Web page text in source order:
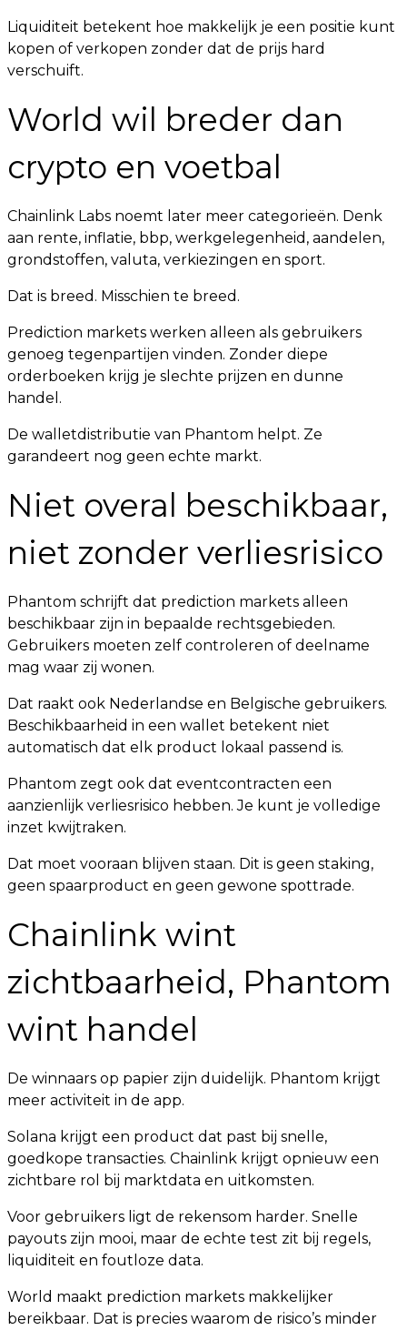
Liquiditeit betekent hoe makkelijk je een positie kunt
kopen of verkopen zonder dat de prijs hard
verschuift.
World wil breder dan
crypto en voetbal
Chainlink Labs noemt later meer categorieën. Denk
aan rente, inflatie, bbp, werkgelegenheid, aandelen,
grondstoffen, valuta, verkiezingen en sport.
Dat is breed. Misschien te breed.
Prediction markets werken alleen als gebruikers
genoeg tegenpartijen vinden. Zonder diepe
orderboeken krijg je slechte prijzen en dunne
handel.
De walletdistributie van Phantom helpt. Ze
garandeert nog geen echte markt.
Niet overal beschikbaar,
niet zonder verliesrisico
Phantom schrijft dat prediction markets alleen
beschikbaar zijn in bepaalde rechtsgebieden.
Gebruikers moeten zelf controleren of deelname
mag waar zij wonen.
Dat raakt ook Nederlandse en Belgische gebruikers.
Beschikbaarheid in een wallet betekent niet
automatisch dat elk product lokaal passend is.
Phantom zegt ook dat eventcontracten een
aanzienlijk verliesrisico hebben. Je kunt je volledige
inzet kwijtraken.
Dat moet vooraan blijven staan. Dit is geen staking,
geen spaarproduct en geen gewone spottrade.
Chainlink wint
zichtbaarheid, Phantom
wint handel
De winnaars op papier zijn duidelijk. Phantom krijgt
meer activiteit in de app.
Solana krijgt een product dat past bij snelle,
goedkope transacties. Chainlink krijgt opnieuw een
zichtbare rol bij marktdata en uitkomsten.
Voor gebruikers ligt de rekensom harder. Snelle
payouts zijn mooi, maar de echte test zit bij regels,
liquiditeit en foutloze data.
World maakt prediction markets makkelijker
bereikbaar. Dat is precies waarom de risico’s minder